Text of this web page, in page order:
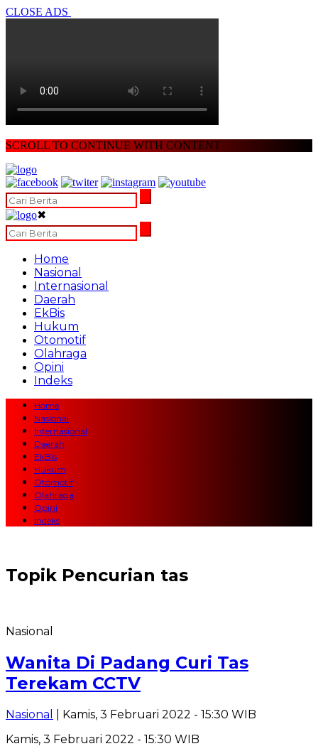
CLOSE ADS
SCROLL TO CONTINUE WITH CONTENT
✖
Home
Nasional
Internasional
Daerah
EkBis
Hukum
Otomotif
Olahraga
Opini
Indeks
Home
Nasional
Internasional
Daerah
EkBis
Hukum
Otomotif
Olahraga
Opini
Indeks
Topik Pencurian tas
Nasional
Wanita Di Padang Curi Tas
Terekam CCTV
Nasional
| Kamis, 3 Februari 2022 - 15:30 WIB
Kamis, 3 Februari 2022 - 15:30 WIB